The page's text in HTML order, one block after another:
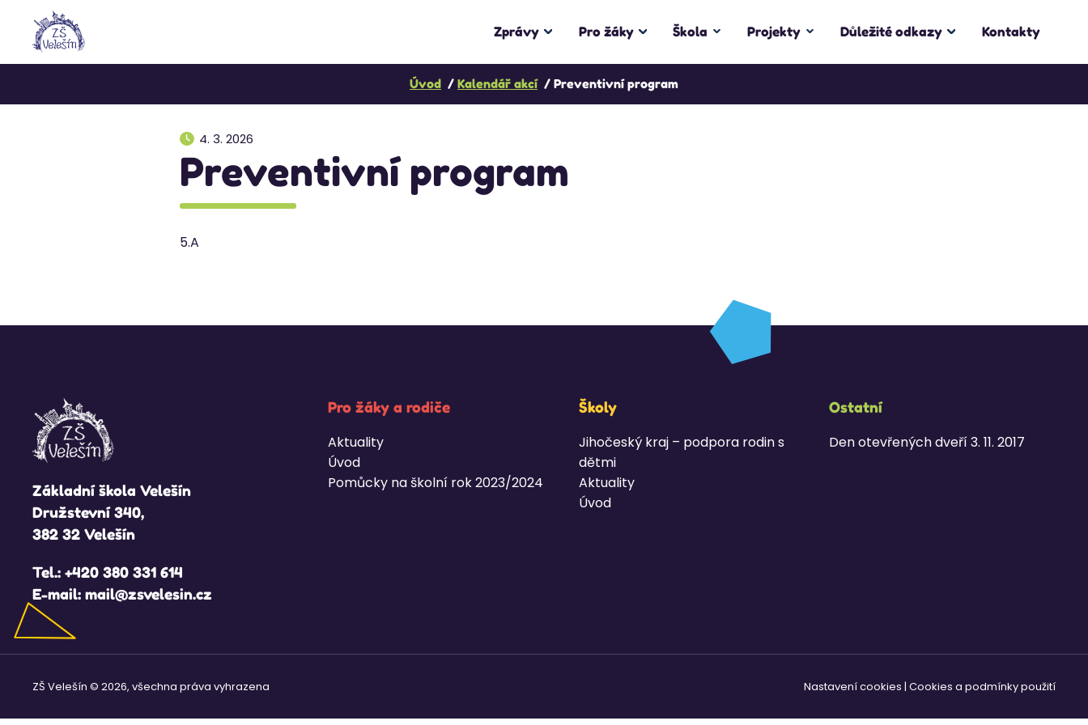
Zprávy Pro žáky Škola Projekty Důležité odkazy Kontakty
Úvod Kalendář akcí Preventivní program
4. 3. 2026
Preventivní program
5.A
Základní škola Velešín
Družstevní 340,
382 32 Velešín
Tel.: +420 380 331 614
E-mail: mail@zsvelesin.cz
Pro žáky a rodiče
Aktuality
Úvod
Pomůcky na školní rok 2023/2024
Školy
Jihočeský kraj – podpora rodin s
dětmi
Aktuality
Úvod
Ostatní
Den otevřených dveří 3. 11. 2017
ZŠ Velešín © 2026, všechna práva vyhrazena Nastavení cookies | Cookies a podmínky použití